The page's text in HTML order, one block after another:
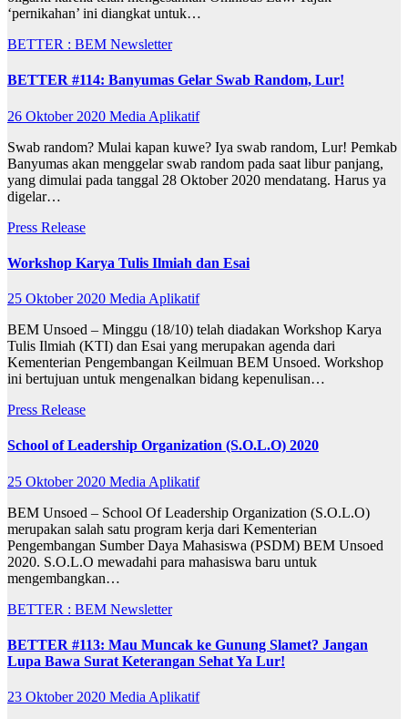
‘pernikahan’ ini diangkat untuk…
BETTER : BEM Newsletter
BETTER #114: Banyumas Gelar Swab Random, Lur!
26 Oktober 2020 Media Aplikatif
Swab random? Mulai kapan kuwe? Iya swab random, Lur! Pemkab
Banyumas akan menggelar swab random pada saat libur panjang,
yang dimulai pada tanggal 28 Oktober 2020 mendatang. Harus ya
digelar…
Press Release
Workshop Karya Tulis Ilmiah dan Esai
25 Oktober 2020 Media Aplikatif
BEM Unsoed – Minggu (18/10) telah diadakan Workshop Karya
Tulis Ilmiah (KTI) dan Esai yang merupakan agenda dari
Kementerian Pengembangan Keilmuan BEM Unsoed. Workshop
ini bertujuan untuk mengenalkan bidang kepenulisan…
Press Release
School of Leadership Organization (S.O.L.O) 2020
25 Oktober 2020 Media Aplikatif
BEM Unsoed – School Of Leadership Organization (S.O.L.O)
merupakan salah satu program kerja dari Kementerian
Pengembangan Sumber Daya Mahasiswa (PSDM) BEM Unsoed
2020. S.O.L.O mewadahi para mahasiswa baru untuk
mengembangkan…
BETTER : BEM Newsletter
BETTER #113: Mau Muncak ke Gunung Slamet? Jangan
Lupa Bawa Surat Keterangan Sehat Ya Lur!
23 Oktober 2020 Media Aplikatif